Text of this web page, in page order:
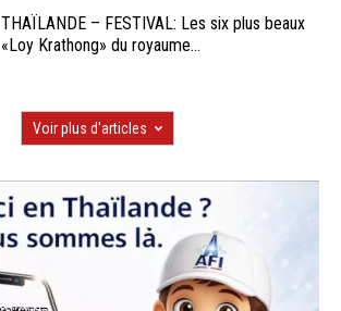
THAÏLANDE – FESTIVAL: Les six plus beaux
«Loy Krathong» du royaume...
Voir plus d'articles